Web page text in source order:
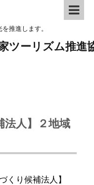
推進します。
ツーリズム推進
法人】２地域
くり候補法人】